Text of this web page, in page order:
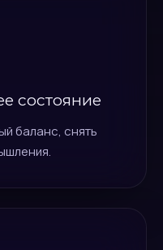
состояние
баланс, снять